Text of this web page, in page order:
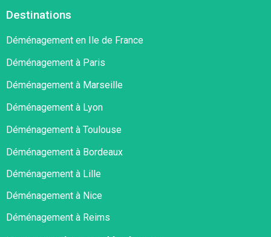
Destinations
Déménagement en Ile de France
Déménagement à Paris
Déménagement à Marseille
Déménagement à Lyon
Déménagement à Toulouse
Déménagement à Bordeaux
Déménagement à Lille
Déménagement à Nice
Déménagement à Reims